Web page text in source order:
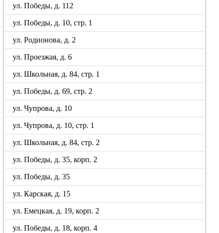
ул. Победы, д. 112
ул. Победы, д. 10, стр. 1
ул. Родионова, д. 2
ул. Проезжая, д. 6
ул. Школьная, д. 84, стр. 1
ул. Победы, д. 69, стр. 2
ул. Чупрова, д. 10
ул. Чупрова, д. 10, стр. 1
ул. Школьная, д. 84, стр. 2
ул. Победы, д. 35, корп. 2
ул. Победы, д. 35
ул. Карская, д. 15
ул. Емецкая, д. 19, корп. 2
ул. Победы, д. 18, корп. 4